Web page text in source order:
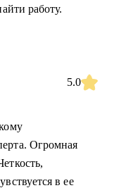
работу.
5.0
Огромная
в ее